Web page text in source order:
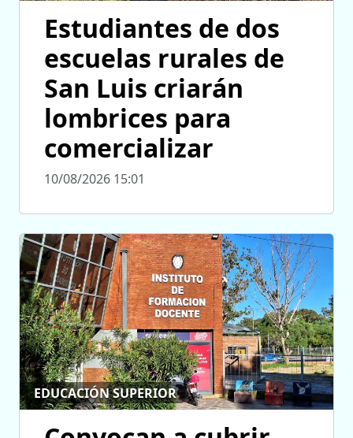
Estudiantes de dos
escuelas rurales de
San Luis criarán
lombrices para
comercializar
10/08/2026 15:01
EDUCACIÓN SUPERIOR